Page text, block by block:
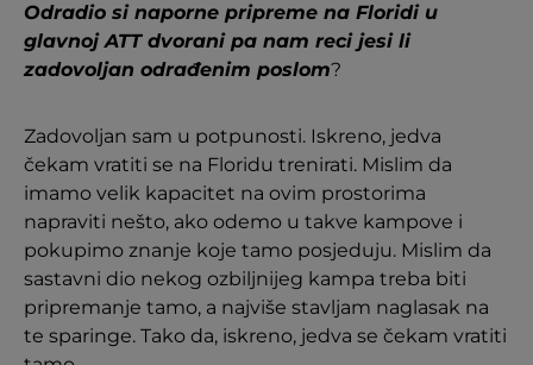
Odradio si naporne pripreme na Floridi u
glavnoj ATT dvorani pa nam reci jesi li
zadovoljan odrađenim poslom?
Zadovoljan sam u potpunosti. Iskreno, jedva
čekam vratiti se na Floridu trenirati. Mislim da
imamo velik kapacitet na ovim prostorima
napraviti nešto, ako odemo u takve kampove i
pokupimo znanje koje tamo posjeduju. Mislim da
sastavni dio nekog ozbiljnijeg kampa treba biti
pripremanje tamo, a najviše stavljam naglasak na
te sparinge. Tako da, iskreno, jedva se čekam vratiti